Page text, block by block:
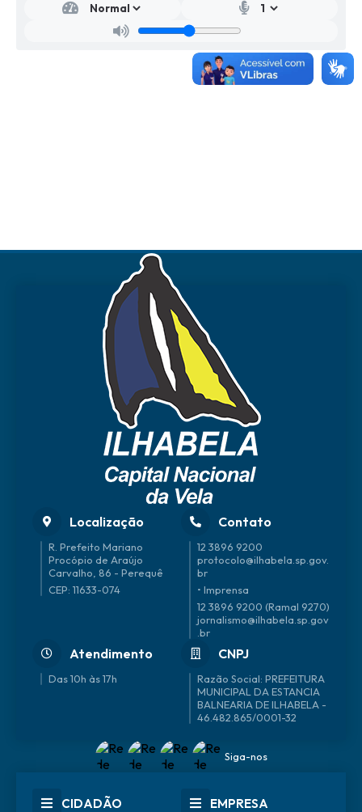
Localização
R. Prefeito Mariano
Procópio de Araújo
Carvalho, 86 - Perequê
CEP: 11633-074
Contato
12 3896 9200
protocolo@ilhabela.sp.gov.
br
• Imprensa
12 3896 9200 (Ramal 9270)
jornalismo@ilhabela.sp.gov
.br
Atendimento
Das 10h às 17h
CNPJ
46.482.865/0001-32
Siga-nos
CIDADÃO EMPRESA